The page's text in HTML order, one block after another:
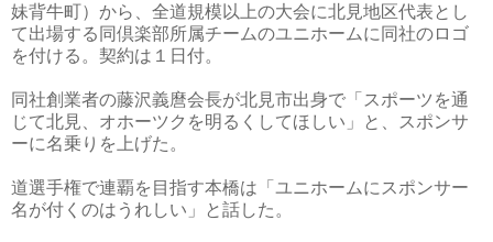
妹背牛町）から、全道規模以上の大会に北見地区代表とし
て出場する同倶楽部所属チームのユニホームに同社のロゴ
を付ける。契約は１日付。
同社創業者の藤沢義麿会長が北見市出身で「スポーツを通
じて北見、オホーツクを明るくしてほしい」と、スポンサ
ーに名乗りを上げた。
道選手権で連覇を目指す本橋は「ユニホームにスポンサー
名が付くのはうれしい」と話した。